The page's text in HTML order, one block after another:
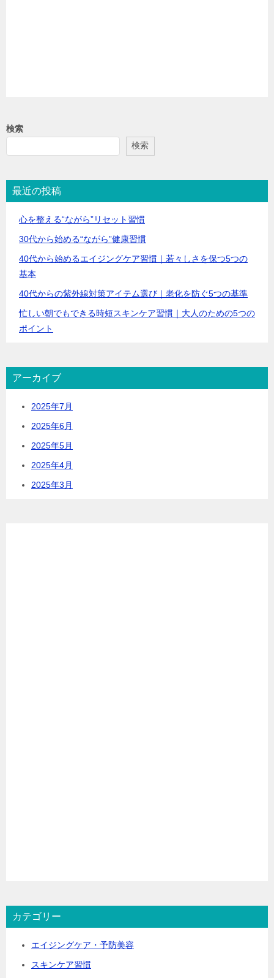
検索
検索
最近の投稿
心を整える“ながら”リセット習慣
30代から始める“ながら”健康習慣
40代から始めるエイジングケア習慣｜若々しさを保つ5つの
基本
40代からの紫外線対策アイテム選び｜老化を防ぐ5つの基準
忙しい朝でもできる時短スキンケア習慣｜大人のための5つの
ポイント
アーカイブ
2025年7月
2025年6月
2025年5月
2025年4月
2025年3月
カテゴリー
エイジングケア・予防美容
スキンケア習慣